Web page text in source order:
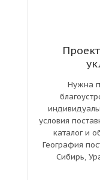
Нужна
условия
каталог и
География
Сибирь,